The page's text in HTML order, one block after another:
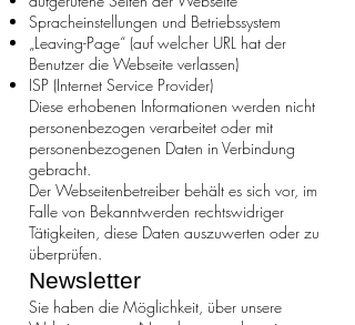
Spracheinstellungen und Betriebssystem
„Leaving-Page“ (auf welcher URL hat der
Benutzer die Webseite verlassen)
ISP (Internet Service Provider)
Diese erhobenen Informationen werden nicht
personenbezogen verarbeitet oder mit
personenbezogenen Daten in Verbindung
gebracht.
Der Webseitenbetreiber behält es sich vor, im
Falle von Bekanntwerden rechtswidriger
Tätigkeiten, diese Daten auszuwerten oder zu
überprüfen.
Newsletter
Sie haben die Möglichkeit, über unsere